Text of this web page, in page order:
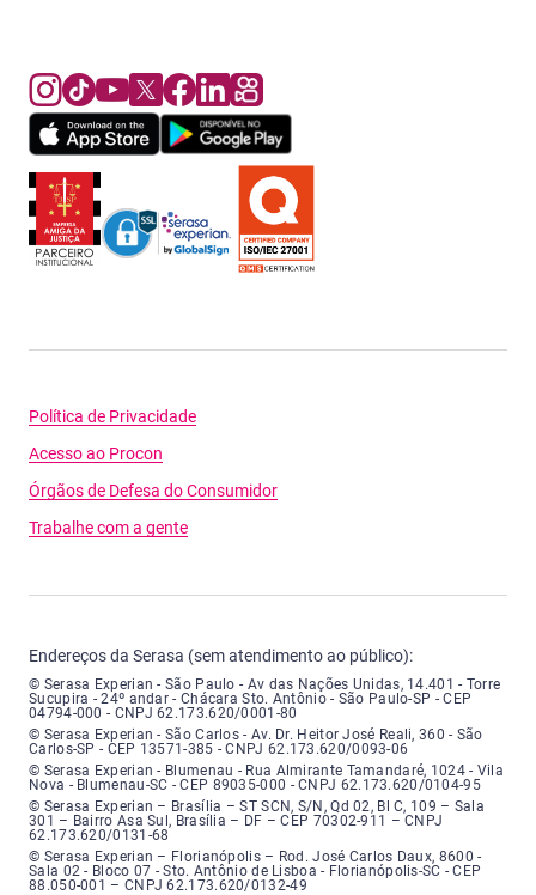
Política de Privacidade
Acesso ao Procon
Órgãos de Defesa do Consumidor
Trabalhe com a gente
Endereços da Serasa (sem atendimento ao público):
Serasa Experian - São Paulo - Endereço: Avenida das Nações Unidas,
© Serasa Experian - São Paulo - Av das Nações Unidas, 14.401 - Torre
Sucupira - 24º andar - Chácara Sto. Antônio - São Paulo-SP - CEP
04794-000 - CNPJ 62.173.620/0001-80
Serasa Experian - São Carlos - Endereço: Avenida Doutor Heitor José
© Serasa Experian - São Carlos - Av. Dr. Heitor José Reali, 360 - São
Carlos-SP - CEP 13571-385 - CNPJ 62.173.620/0093-06
Serasa Experian - Blumenau - Endereço: Rua Almirante Tamandaré,
© Serasa Experian - Blumenau - Rua Almirante Tamandaré, 1024 - Vila
Nova - Blumenau-SC - CEP 89035-000 - CNPJ 62.173.620/0104-95
Serasa Experian - Brasília, Endereço: Setor Comercial Norte, sem
© Serasa Experian – Brasília – ST SCN, S/N, Qd 02, Bl C, 109 – Sala
301 – Bairro Asa Sul, Brasília – DF – CEP 70302-911 – CNPJ
62.173.620/0131-68
Serasa Experian - Florianópolis, Endereço: Rodovia José Carlos, número
© Serasa Experian – Florianópolis – Rod. José Carlos Daux, 8600 -
Sala 02 - Bloco 07 - Sto. Antônio de Lisboa - Florianópolis-SC - CEP
88.050-001 – CNPJ 62.173.620/0132-49